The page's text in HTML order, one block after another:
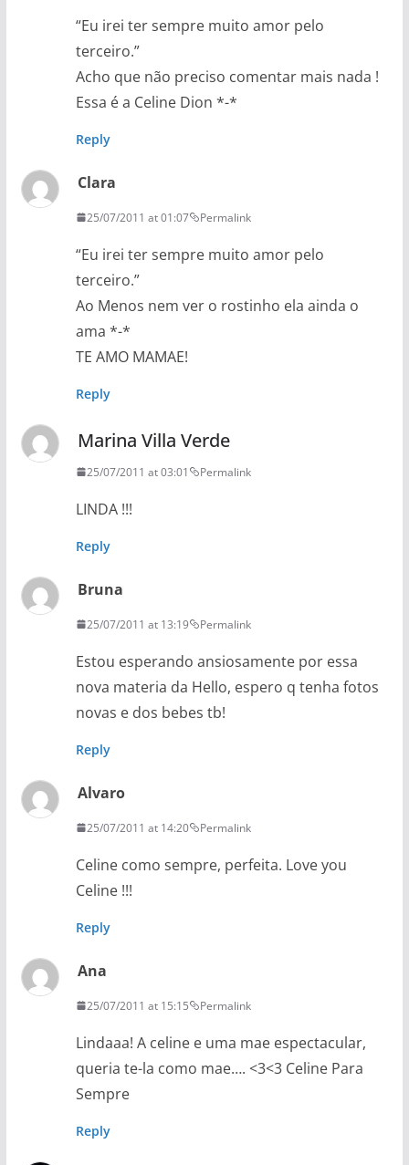
“Eu irei ter sempre muito amor pelo
terceiro.”
Acho que não preciso comentar mais nada !
Essa é a Celine Dion *-*
Reply
Clara
25/07/2011 at 01:07 Permalink
“Eu irei ter sempre muito amor pelo
terceiro.”
Ao Menos nem ver o rostinho ela ainda o
ama *-*
TE AMO MAMAE!
Reply
Marina Villa Verde
25/07/2011 at 03:01 Permalink
LINDA !!!
Reply
Bruna
25/07/2011 at 13:19 Permalink
Estou esperando ansiosamente por essa
nova materia da Hello, espero q tenha fotos
novas e dos bebes tb!
Reply
Alvaro
25/07/2011 at 14:20 Permalink
Celine como sempre, perfeita. Love you
Celine !!!
Reply
Ana
25/07/2011 at 15:15 Permalink
Lindaaa! A celine e uma mae espectacular,
queria te-la como mae…. <3<3 Celine Para
Sempre
Reply